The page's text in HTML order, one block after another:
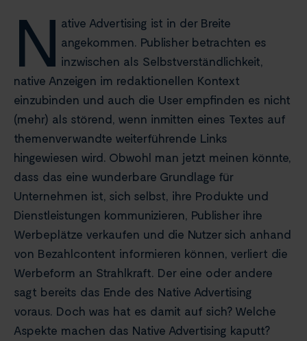
N ative Advertising ist in der Breite
angekommen. Publisher betrachten es
inzwischen als Selbstverständlichkeit,
native Anzeigen im redaktionellen Kontext
einzubinden und auch die User empfinden es nicht
(mehr) als störend, wenn inmitten eines Textes auf
themenverwandte weiterführende Links
hingewiesen wird. Obwohl man jetzt meinen könnte,
dass das eine wunderbare Grundlage für
Unternehmen ist, sich selbst, ihre Produkte und
Dienstleistungen kommunizieren, Publisher ihre
Werbeplätze verkaufen und die Nutzer sich anhand
von Bezahlcontent informieren können, verliert die
Werbeform an Strahlkraft. Der eine oder andere
sagt bereits das Ende des Native Advertising
voraus. Doch was hat es damit auf sich? Welche
Aspekte machen das Native Advertising kaputt?